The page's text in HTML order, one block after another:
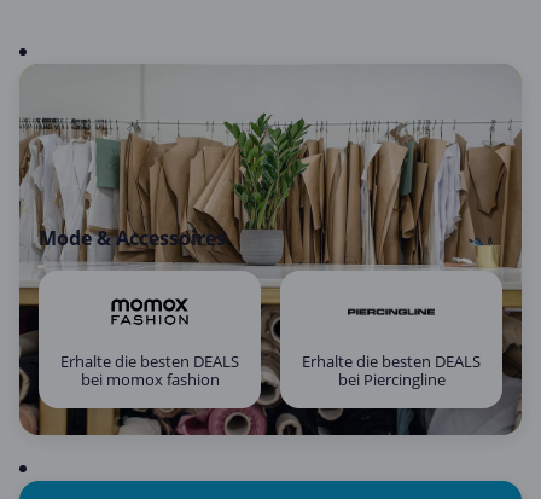
Mode & Accessoires
Erhalte die besten DEALS
bei momox fashion
Erhalte die besten DEALS
bei Piercingline